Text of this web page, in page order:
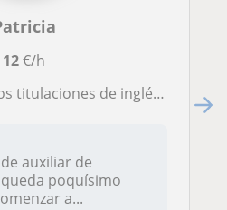
12€/h
ofrezco a enseñar gramática y vocabulario
auxiliar de
poquísimo
a...